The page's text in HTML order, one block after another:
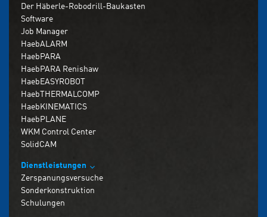
Der Häberle-Robodrill-Baukasten
Software
Job Manager
HaebALARM
HaebPARA
HaebPARA Renishaw
HaebEASYROBOT
HaebTHERMALCOMP
HaebKINEMATICS
HaebPLANE
WKM Control Center
SolidCAM
Dienstleistungen
Zerspanungsversuche
Sonderkonstruktion
Schulungen